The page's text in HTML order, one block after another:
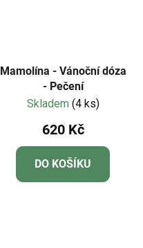
Mamolína - Vánoční dóza
- Pečení
Skladem (4 ks)
620 Kč
DO KOŠÍKU